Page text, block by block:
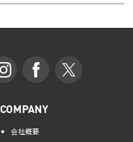
COMPANY
会社概要